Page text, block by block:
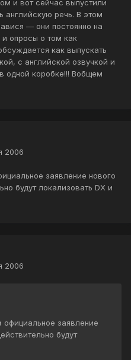
и вот сейчас выпустили
речь. В этом
— они постоянно на
опросы о том как
как выпускать
с английской озвучкой и
одной коробке!!! Вобщем
2006
заявление нового
будут локализовать DX и
2006
официальное заявление
будут